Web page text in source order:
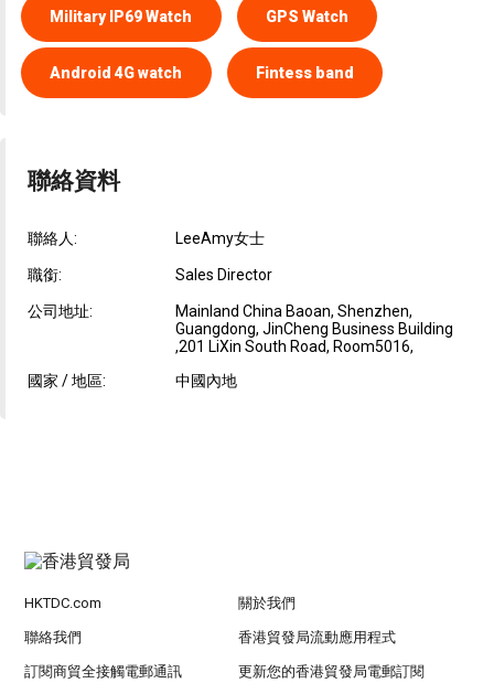
Military IP69 Watch GPS Watch
Android 4G watch Fintess band
聯絡資料
聯絡人: LeeAmy女士
職銜: Sales Director
公司地址:
Mainland China Baoan, Shenzhen,
Guangdong, JinCheng Business Building
,201 LiXin South Road, Room5016,
國家 / 地區:
中國內地
HKTDC.com 關於我們
聯絡我們 香港貿發局流動應用程式
訂閱商貿全接觸電郵通訊 更新您的香港貿發局電郵訂閱